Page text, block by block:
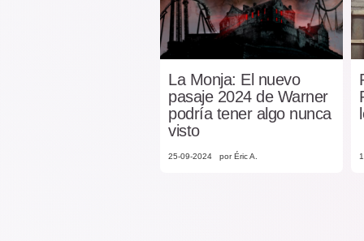
La Monja: El nuevo
pasaje 2024 de Warner
podría tener algo nunca
visto
25-09-2024 por Éric A.